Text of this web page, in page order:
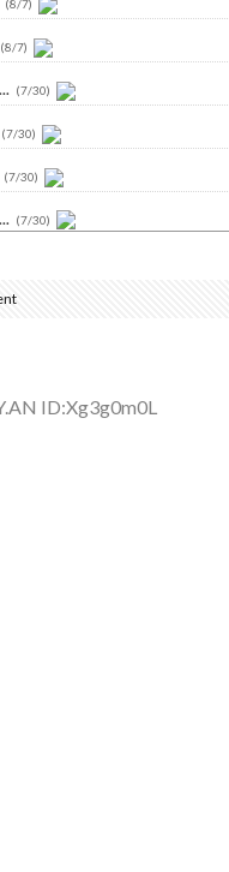
(8/7)
(8/7)
(7/30)
(7/30)
(7/30)
(7/30)
ID:Xg3g0m0L